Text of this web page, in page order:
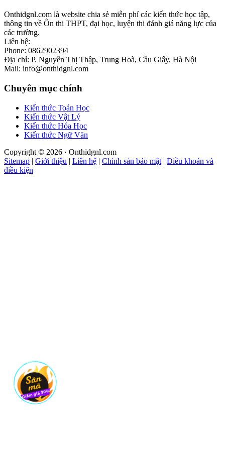
Onthidgnl.com là website chia sẻ miễn phí các kiến thức học tập,
thông tin về Ôn thi THPT, đại học, luyện thi đánh giá năng lực của
các trường.
Liên hệ:
Phone: 0862902394
Địa chỉ: P. Nguyễn Thị Thập, Trung Hoà, Cầu Giấy, Hà Nội
Mail: info@onthidgnl.com
Chuyên mục chính
Kiến thức Toán Học
Kiến thức Vật Lý
Kiến thức Hóa Học
Kiến thức Ngữ Văn
Copyright © 2026 · Onthidgnl.com
Sitemap | Giới thiệu | Liên hệ | Chính sản bảo mật | Điều khoản và
điều kiện